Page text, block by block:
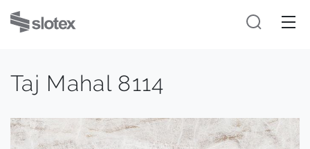
Taj Mahal 8114